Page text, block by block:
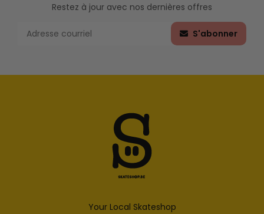
Restez à jour avec nos dernières offres
S'abonner
Your Local Skateshop